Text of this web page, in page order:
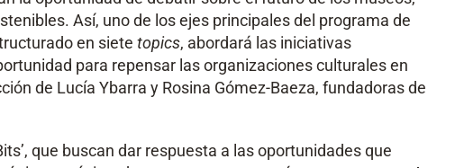
Así, uno de los ejes principales del programa de
en siete topics, abordará las iniciativas
para repensar las organizaciones culturales en
de Lucía Ybarra y Rosina Gómez-Baeza, fundadoras de
que buscan dar respuesta a las oportunidades que